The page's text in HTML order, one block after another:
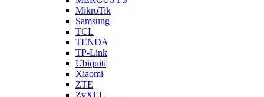
MikroTik
Samsung
TCL
TENDA
TP-Link
Ubiquiti
Xiaomi
ZTE